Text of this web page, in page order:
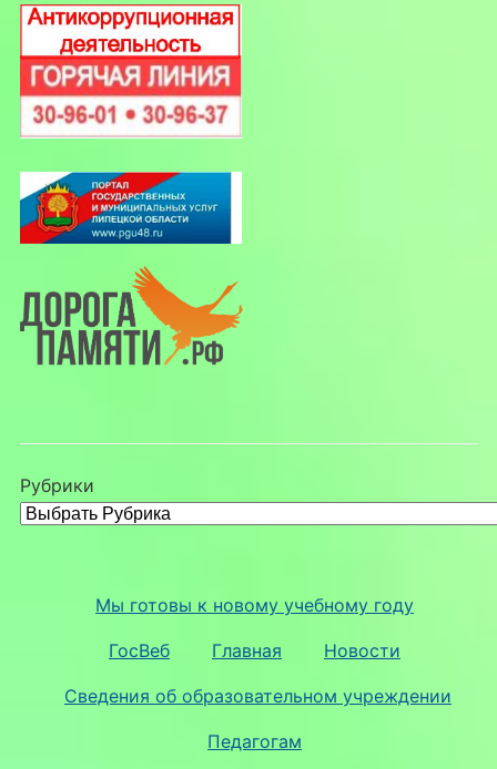
Рубрики
Мы готовы к новому учебному году
ГосВеб Главная Новости
Сведения об образовательном учреждении
Педагогам